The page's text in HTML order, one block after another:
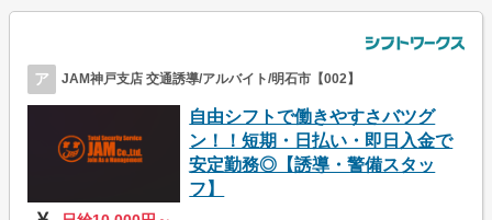
ア JAM神戸支店 交通誘導/アルバイト/明石市【002】
自由シフトで働きやすさバツグ
ン！！短期・日払い・即日入金で
安定勤務◎【誘導・警備スタッ
フ】